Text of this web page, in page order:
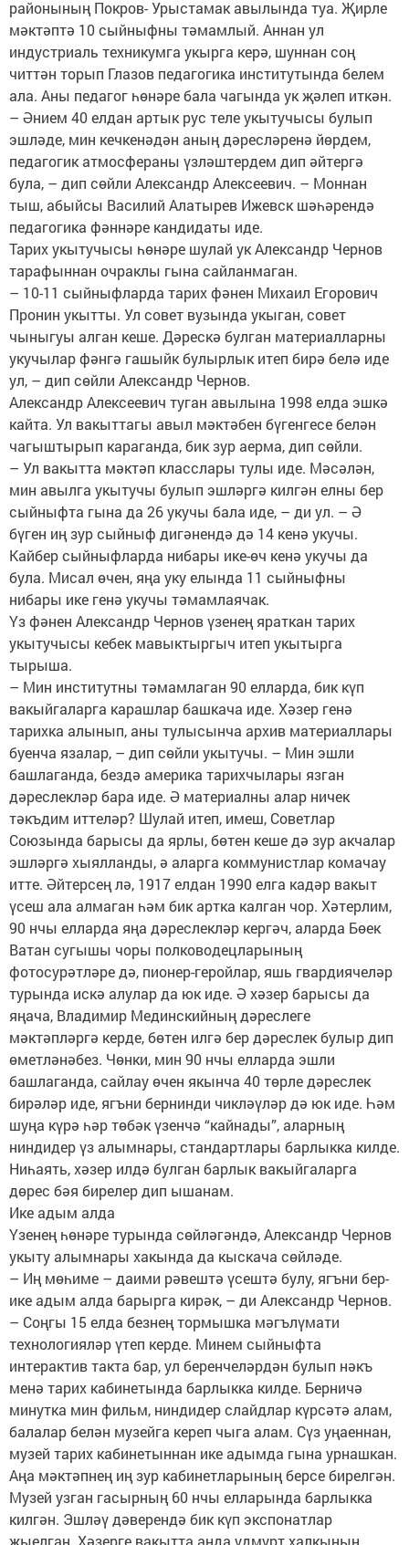
районының Покров- Урыстамак авылында туа. Җирле
мәктәптә 10 сыйныфны тәмамлый. Аннан ул
индустриаль техникумга укырга керә, шуннан соң
читтән торып Глазов педагогика институтында белем
ала. Аны педагог һөнәре бала чагында ук җәлеп иткән.
– Әнием 40 елдан артык рус теле укытучысы булып
эшләде, мин кечкенәдән аның дәресләренә йөрдем,
педагогик атмосфераны үзләштердем дип әйтергә
була, – дип сөйли Александр Алексеевич. – Моннан
тыш, абыйсы Василий Алатырев Ижевск шәһәрендә
педагогика фәннәре кандидаты иде.
Тарих укытучысы һөнәре шулай ук Александр Чернов
тарафыннан очраклы гына сайланмаган.
– 10-11 сыйныфларда тарих фәнен Михаил Егорович
Пронин укытты. Ул совет вузында укыган, совет
чыныгуы алган кеше. Дәрескә булган материалларны
укучылар фәнгә гашыйк булырлык итеп бирә белә иде
ул, – дип сөйли Александр Чернов.
Александр Алексеевич туган авылына 1998 елда эшкә
кайта. Ул вакыттагы авыл мәктәбен бүгенгесе белән
чагыштырып караганда, бик зур аерма, дип сөйли.
– Ул вакытта мәктәп класслары тулы иде. Мәсәлән,
мин авылга укытучы булып эшләргә килгән елны бер
сыйныфта гына да 26 укучы бала иде, – ди ул. – Ә
бүген иң зур сыйныф дигәнендә дә 14 кенә укучы.
Кайбер сыйныфларда нибары ике-өч кенә укучы да
була. Мисал өчен, яңа уку елында 11 сыйныфны
нибары ике генә укучы тәмамлаячак.
Үз фәнен Александр Чернов үзенең яраткан тарих
укытучысы кебек мавыктыргыч итеп укытырга
тырыша.
– Мин институтны тәмамлаган 90 елларда, бик күп
вакыйгаларга карашлар башкача иде. Хәзер генә
тарихка алынып, аны тулысынча архив материаллары
буенча язалар, – дип сөйли укытучы. – Мин эшли
башлаганда, бездә америка тарихчылары язган
дәреслекләр бара иде. Ә материалны алар ничек
тәкъдим иттеләр? Шулай итеп, имеш, Советлар
Союзында барысы да ярлы, бөтен кеше дә зур акчалар
эшләргә хыялланды, ә аларга коммунистлар комачау
итте. Әйтерсең лә, 1917 елдан 1990 елга кадәр вакыт
үсеш ала алмаган һәм бик артка калган чор. Хәтерлим,
90 нчы елларда яңа дәреслекләр кергәч, аларда Бөек
Ватан сугышы чоры полководецларының
фотосурәтләре дә, пионер-геройлар, яшь гвардиячеләр
турында искә алулар да юк иде. Ә хәзер барысы да
яңача, Владимир Мединскийның дәреслеге
мәктәпләргә керде, бөтен илгә бер дәреслек булыр дип
өметләнәбез. Чөнки, мин 90 нчы елларда эшли
башлаганда, сайлау өчен якынча 40 төрле дәреслек
бирәләр иде, ягъни бернинди чикләүләр дә юк иде. Һәм
шуңа күрә һәр төбәк үзенчә “кайнады”, аларның
ниндидер үз алымнары, стандартлары барлыкка килде.
Ниһаять, хәзер илдә булган барлык вакыйгаларга
дөрес бәя бирелер дип ышанам.
Ике адым алда
Үзенең һөнәре турында сөйләгәндә, Александр Чернов
укыту алымнары хакында да кыскача сөйләде.
– Иң мөһиме – даими рәвештә үсештә булу, ягъни бер-
ике адым алда барырга кирәк, – ди Александр Чернов.
– Соңгы 15 елда безнең тормышка мәгълүмати
технологияләр үтеп керде. Минем сыйныфта
интерактив такта бар, ул беренчеләрдән булып нәкъ
менә тарих кабинетында барлыкка килде. Берничә
минутка мин фильм, ниндидер слайдлар күрсәтә алам,
балалар белән музейга кереп чыга алам. Сүз уңаеннан,
музей тарих кабинетыннан ике адымда гына урнашкан.
Аңа мәктәпнең иң зур кабинетларының берсе бирелгән.
Музей узган гасырның 60 нчы елларында барлыкка
килгән. Эшләү дәверендә бик күп экспонатлар
җыелган. Хәзерге вакытта анда удмурт халкының